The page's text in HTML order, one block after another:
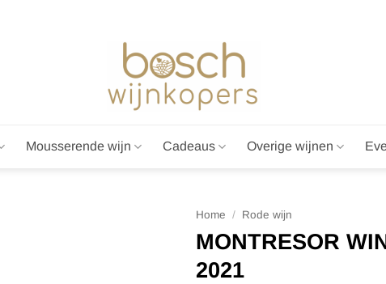
Mousserende wijn Cadeaus Overige wijnen
Home / Rode wijn
MONTRESOR
2021